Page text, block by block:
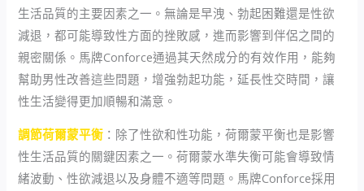
生活品質的主要因素之一。無論是早洩、勃起困難還是性欲
減退，都可能導致性方面的挫敗感，進而影響到伴侶之間的
親密關係。馬牌Conforce通過其天然成分的有效作用，能夠
幫助男性改善這些問題，增強勃起功能，延長性交時間，讓
性生活變得更加順暢和滿意。
調節荷爾蒙平衡 ：除了性欲和性功能，荷爾蒙平衡也是影響
性生活品質的關鍵因素之一。荷爾蒙水準失衡可能會導致情
緒波動、性欲減退以及身體不適等問題。馬牌Conforce採用